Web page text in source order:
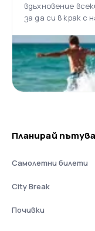
вдъхновение
за да си в крак с
Планирай
Самолетни билети
City Break
Почивки